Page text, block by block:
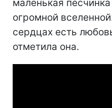
маленькая
огромной
сердцах есть
отметила она.